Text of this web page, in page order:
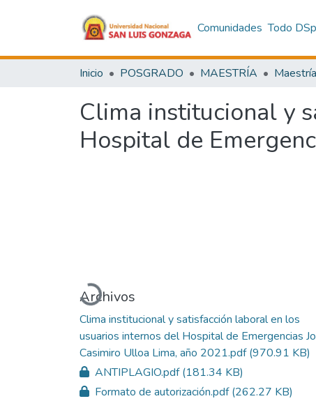
Comunidades Todo
Inicio POSGRADO MAESTRÍA
Clima institucional y
Hospital de
Cargando...
Archivos
Clima institucional y satisfacción laboral en los
usuarios internos del Hospital de Emergencias
Casimiro Ulloa Lima, año 2021.pdf(970.91 KB)
ANTIPLAGIO.pdf(181.34 KB)
Formato de autorización.pdf(262.27 KB)